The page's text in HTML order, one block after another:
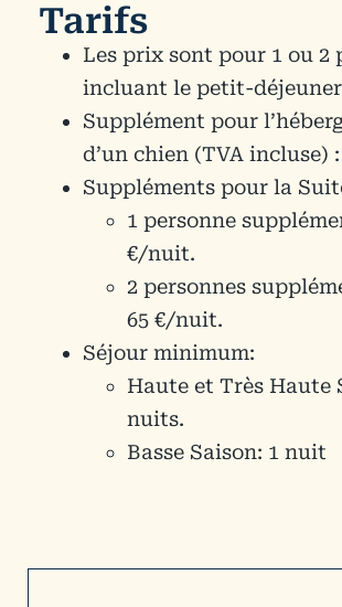
Tarifs
Les prix sont pour 1 ou 2
incluant le petit-déjeuner
Supplément pour
d’un chien (TVA incluse)
Suppléments pour la
1 personne
€/nuit.
2 personnes
65 €/nuit.
Séjour minimum:
Haute et Très Haute
nuits.
Basse Saison: 1 nuit